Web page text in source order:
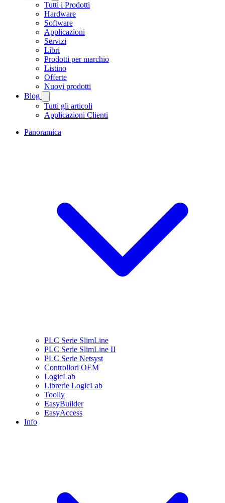
Tutti i Prodotti
Hardware
Software
Applicazioni
Servizi
Libri
Prodotti per marchio
Listino
Offerte
Nuovi prodotti
Blog
Tutti gli articoli
Applicazioni Clienti
Panoramica
PLC Serie SlimLine
PLC Serie SlimLine II
PLC Serie Netsyst
Controllori OEM
LogicLab
Librerie LogicLab
Toolly
EasyBuilder
EasyAccess
Info